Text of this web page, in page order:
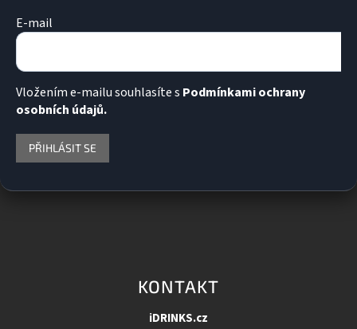
E-mail
Vložením e-mailu souhlasíte s Podmínkami ochrany
osobních údajů.
PŘIHLÁSIT SE
KONTAKT
iDRINKS.cz